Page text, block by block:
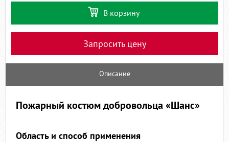
В корзину
Запросить цену
Описание
Пожарный костюм добровольца «Шанс»
Область и способ применения